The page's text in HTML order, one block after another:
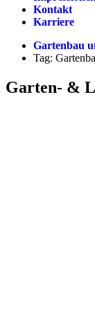
Kontakt
Karriere
Gartenbau
Tag:
Garten- &